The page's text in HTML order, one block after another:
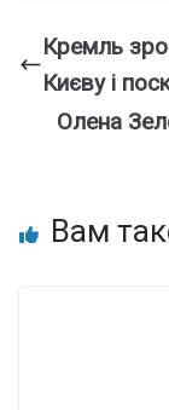
Кремль
Києву і
Олена
Вам